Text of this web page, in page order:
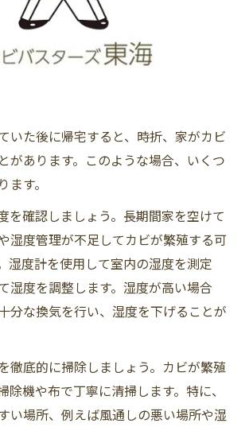
いた後に帰宅すると、時折、家がカビ
があります。このような場合、いくつ
す。
を確認しましょう。長期間家を空けて
湿度管理が不足してカビが繁殖する可
湿度計を使用して室内の湿度を測定
湿度を調整します。湿度が高い場合
分な換気を行い、湿度を下げることが
徹底的に掃除しましょう。カビが繁殖
除機や布で丁寧に清掃します。特に、
い場所、例えば風通しの悪い場所や湿